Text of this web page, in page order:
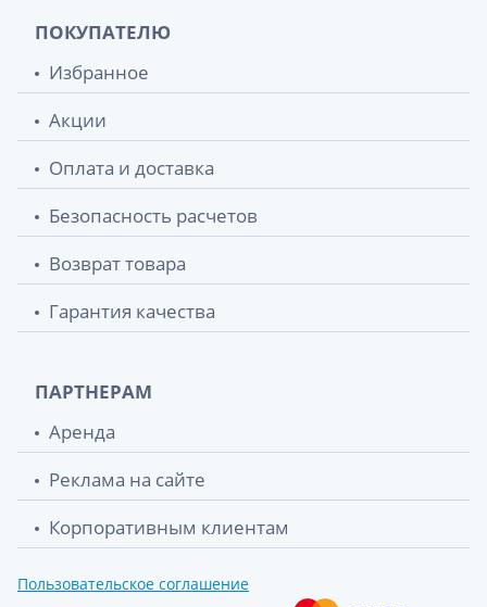
ПОКУПАТЕЛЮ
Избранное
Акции
Оплата и доставка
Безопасность расчетов
Возврат товара
Гарантия качества
ПАРТНЕРАМ
Аренда
Реклама на сайте
Корпоративным клиентам
Пользовательское соглашение